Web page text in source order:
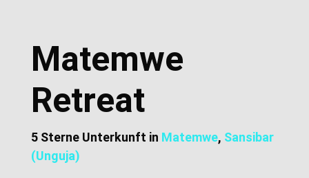
Matemwe
Retreat
5 Sterne Unterkunft in Matemwe, Sansibar
(Unguja)